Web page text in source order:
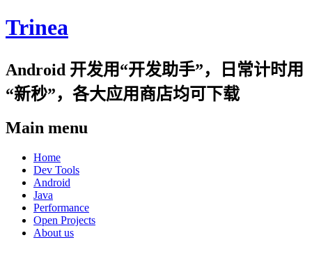
Trinea
Android 开发用“开发助手”，日常计时用
“新秒”，各大应用商店均可下载
Main menu
Skip
content
Home
Dev Tools
Android
Java
Performance
Open Projects
About us